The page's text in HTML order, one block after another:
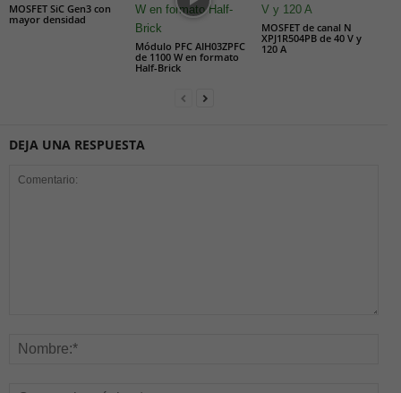
MOSFET SiC Gen3 con
mayor densidad
Módulo PFC AIH03ZPFC
de 1100 W en formato
Half-Brick
MOSFET de canal N
XPJ1R504PB de 40 V y
120 A
DEJA UNA RESPUESTA